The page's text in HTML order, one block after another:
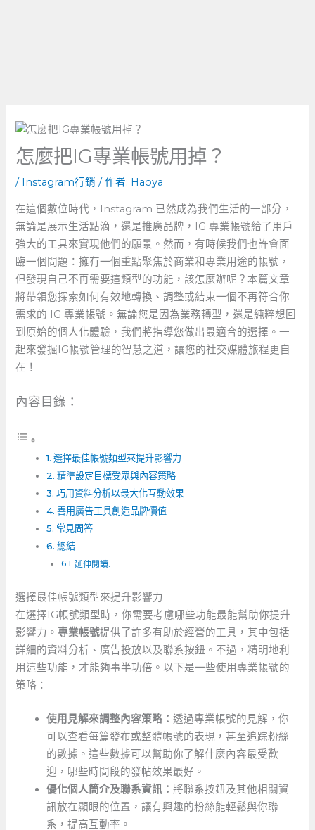
怎麼把IG專業帳號用掉？
/ Instagram行銷 / 作者: Haoya
在這個數位時代，Instagram⁤ 已然成為我們生活的一部分，
無論是展示生活點滴，還是推廣品牌，IG 專業帳號給了用戶
強大的工具來實現他們的願景。然而，有時候我們也許會面
臨一個問題：擁有一個重點聚焦於商業和專業用途的帳號，
但發現自己不再需要這類型的功能，該怎麼辦呢？本篇文章
將帶領您探索如何有效地轉換、調整或結束一個不再符合你
需求的 ‌IG 專業帳號。無論您是因為業務轉型，還是純粹想回
到原始的個人化體驗，我們將指導您做出最適合的選擇。一
起來發掘IG帳號管理的智慧之道，讓您的社交媒體旅程更自
在！
內容目錄：
選擇最佳帳號類型來提升影響力
精準設定目標受眾與內容策略
巧用資料分析以最大化互動效果
善用廣告工具創造品牌價值
常見問答
總結
延伸閱讀:
選擇最佳帳號類型來提升影響力
在選擇IG帳號類型時，你需要考慮哪些功能最能幫助你提升
影響力。專業帳號提供了許多有助於經營的工具，其中包括
詳細的資料分析、廣告投放以及聯系按鈕。不過，精明地利
用這些功能，才能夠事半功倍。以下是一些使用專業帳號的
策略：
使用見解來調整內容策略：透過專業帳號的見解，你
可以查看每篇發布或整體帳號的表現，甚至追踪粉絲
的數據。這些數據可以幫助你了解什麼內容最受歡
迎，哪些時間段的發帖效果最好。
優化個人簡介及聯系資訊：將聯系按鈕及其他相關資
訊放在顯眼的位置，讓有興趣的粉絲能輕鬆與你聯
系，提高互動率。